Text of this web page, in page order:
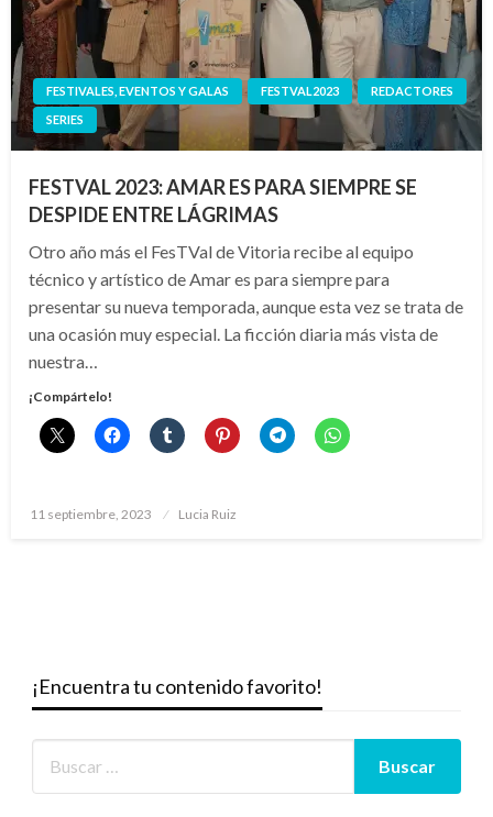
FESTIVALES, EVENTOS Y GALAS FESTVAL2023
REDACTORES
SERIES
FESTVAL 2023: AMAR ES PARA SIEMPRE SE
DESPIDE ENTRE LÁGRIMAS
Otro año más el FesTVal de Vitoria recibe al equipo
técnico y artístico de Amar es para siempre para
presentar su nueva temporada, aunque esta vez se trata de
una ocasión muy especial. La ficción diaria más vista de
nuestra…
¡Compártelo!
Publicado
11 septiembre, 2023 Lucia Ruiz
¡Encuentra tu contenido favorito!